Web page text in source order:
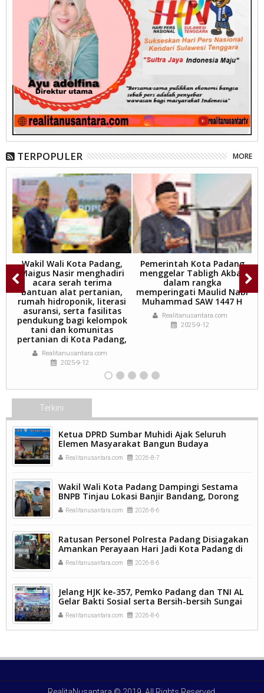
TERPOPULER MORE
Wakil Wali Kota Padang,
Maigus Nasir menghadiri
acara serah terima
bantuan alat pertanian,
rumah hidroponik, literasi
asuransi, serta fasilitas
pendukung bagi kelompok
tani dan komunitas
pertanian di Kota Padang,
Realitanusantara.com
2025-9-12
Pemerintah Kota Padang
menggelar Tabligh Akbar
dalam rangka
memperingati Maulid Nabi
Muhammad SAW 1447 H
Realitanusantara.com
2025-9-12
Terkini
Ketua DPRD Sumbar Muhidi Ajak Seluruh
Elemen Masyarakat Bangun Budaya
Kewaspadaan Dini Demi Menjaga Kamtibmas.
Realitanusantara.com 2026-8-7
Wakil Wali Kota Padang Dampingi Sestama
BNPB Tinjau Lokasi Banjir Bandang, Dorong
Percepatan Penanganan Pascabencana.
Realitanusantara.com 2026-8-6
Ratusan Personel Polresta Padang Disiagakan
Amankan Perayaan Hari Jadi Kota Padang di
Kawasan Pantai Padang.
Realitanusantara.com 2026-8-6
Jelang HJK ke-357, Pemko Padang dan TNI AL
Gelar Bakti Sosial serta Bersih-bersih Sungai
Batang Arau.
Realitanusantara.com 2026-8-6